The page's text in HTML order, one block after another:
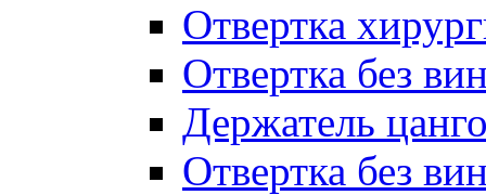
Отвертка
Отвертка без
Держатель
Отвертка без